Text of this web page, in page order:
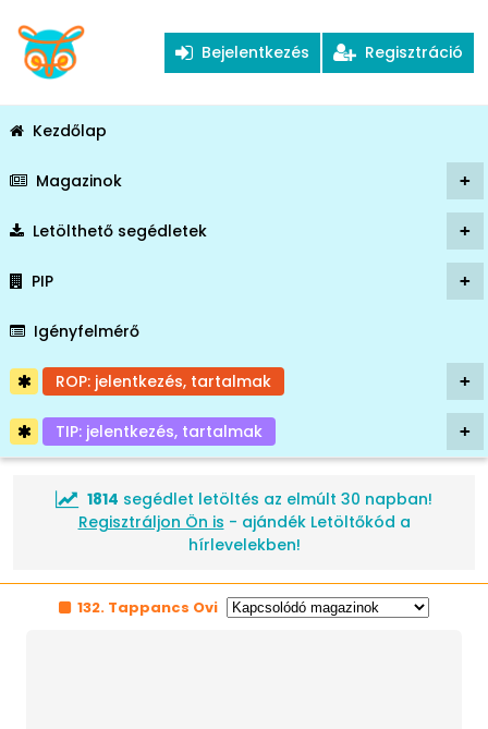
Bejelentkezés Regisztráció
Kezdőlap
+
Magazinok
+
Letölthető segédletek
+
PIP
Igényfelmérő
+
ROP: jelentkezés, tartalmak
+
TIP: jelentkezés, tartalmak
1814 segédlet letöltés az elmúlt 30 napban!
Regisztráljon Ön is - ajándék Letöltőkód a
hírlevelekben!
132. Tappancs Ovi